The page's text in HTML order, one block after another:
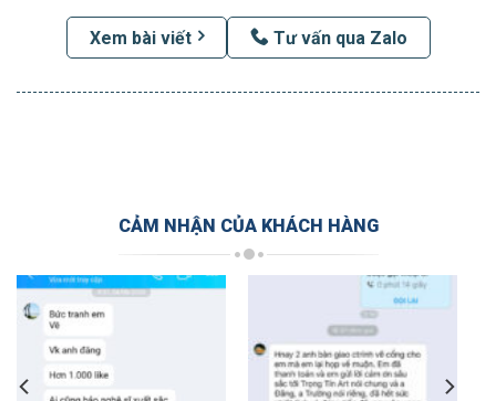
Xem bài viết Tư vấn qua Zalo
CẢM NHẬN CỦA KHÁCH HÀNG